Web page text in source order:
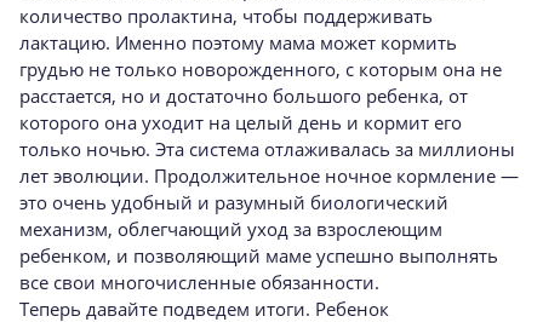
количество пролактина, чтобы поддерживать
лактацию. Именно поэтому мама может кормить
грудью не только новорожденного, с которым она не
расстается, но и достаточно большого ребенка, от
которого она уходит на целый день и кормит его
только ночью. Эта система отлаживалась за миллионы
лет эволюции. Продолжительное ночное кормление —
это очень удобный и разумный биологический
механизм, облегчающий уход за взрослеющим
ребенком, и позволяющий маме успешно выполнять
все свои многочисленные обязанности.
Теперь давайте подведем итоги. Ребенок